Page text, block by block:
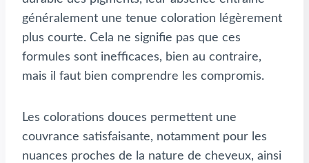
généralement une tenue coloration légèrement
plus courte. Cela ne signifie pas que ces
formules sont inefficaces, bien au contraire,
mais il faut bien comprendre les compromis.
Les colorations douces permettent une
couvrance satisfaisante, notamment pour les
nuances proches de la nature de cheveux, ainsi